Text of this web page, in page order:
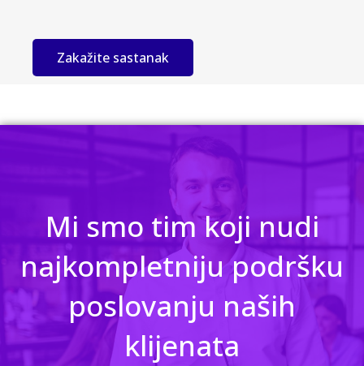
Zakažite sastanak
Mi smo tim koji nudi
najkompletniju podršku
poslovanju naših
klijenata